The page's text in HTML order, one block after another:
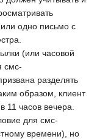
одно письмо с
(или часовой
смс-
разделять
образом, клиент
11 часов вечера.
для смс-
времени), но